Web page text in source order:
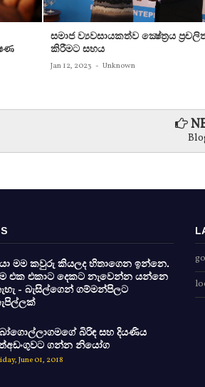
සමාජ ව්‍යවසායකත්ව ක්‍ෂේත්‍රය
කිරීමට සහය
Jan 12, 2023 - Unknown
මම කවුරු කියලද හිතාගෙන ඉන්නෙ.
එක එකාට දෙකට නැවෙන්න යන්නෙ
- බැසිල්ගෙන් ගම්මන්පිලට
බිරිඳ සහ දියණිය
ගන්න නියෝග
June 01, 2018